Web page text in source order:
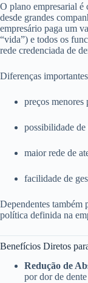
O plano empresarial é
desde grandes
empresário paga um
“vida”) e todos os
rede credenciada de
Diferenças
preços menores
possibilidade de
maior rede de
facilidade de
Dependentes também
política definida na
Benefícios Diretos
Redução de
por dor de